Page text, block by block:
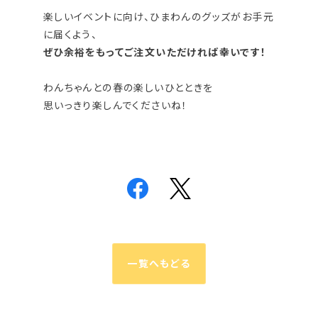
楽しいイベントに向け、ひまわんのグッズがお手元
に届くよう、
ぜひ余裕をもってご注文いただければ幸いです！
わんちゃんとの春の楽しいひとときを
思いっきり楽しんでくださいね！
一覧へもどる